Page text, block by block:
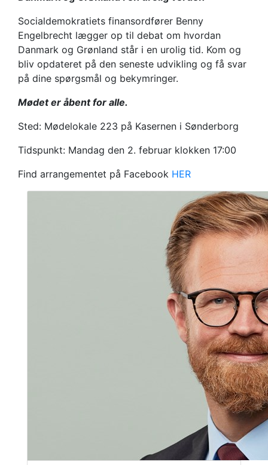
Socialdemokratiets finansordfører Benny
Engelbrecht lægger op til debat om hvordan
Danmark og Grønland står i en urolig tid. Kom og
bliv opdateret på den seneste udvikling og få svar
på dine spørgsmål og bekymringer.
Mødet er åbent for alle.
Sted: Mødelokale 223 på Kasernen i Sønderborg
Tidspunkt: Mandag den 2. februar klokken 17:00
Find arrangementet på Facebook HER